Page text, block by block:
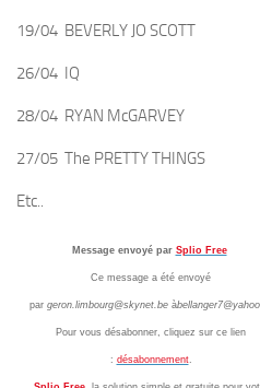
19/04 BEVERLY JO SCOTT
26/04 IQ
28/04 RYAN McGARVEY
27/05 The PRETTY THINGS
Etc..
Message envoyé par Splio Free
Ce message a été envoyé
par geron.limbourg@skynet.beà
Pour vous désabonner, cliquez sur ce lien
: désabonnement.